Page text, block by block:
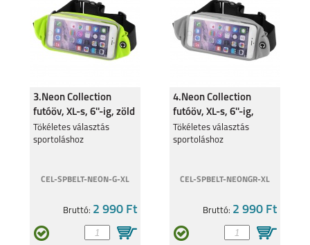
3.Neon Collection
futóöv, XL-s, 6''-ig, zöld
Tökéletes választás
sportoláshoz
CEL-SPBELT-NEON-G-XL
Bruttó: 2 990 Ft
4.Neon Collection
futóöv, XL-s, 6''-ig,
szürke
Tökéletes választás
sportoláshoz
CEL-SPBELT-NEONGR-XL
Bruttó: 2 990 Ft